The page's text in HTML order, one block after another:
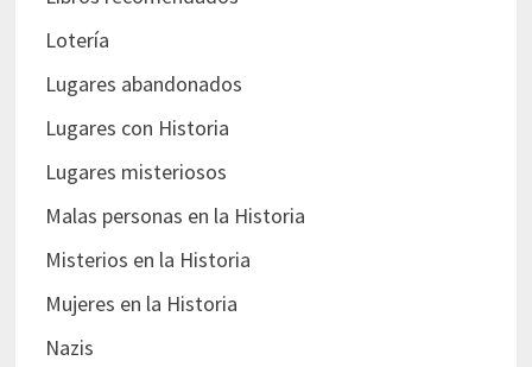
Lotería
Lugares abandonados
Lugares con Historia
Lugares misteriosos
Malas personas en la Historia
Misterios en la Historia
Mujeres en la Historia
Nazis